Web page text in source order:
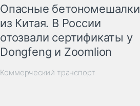
Опасные бетономешалки
из Китая. В России
отозвали сертификаты у
Dongfeng и Zoomlion
Коммерческий транспорт